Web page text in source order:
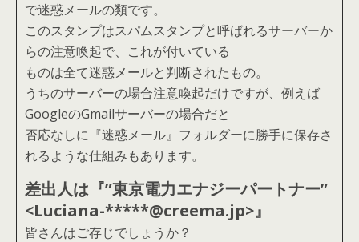
で迷惑メールの類です。
このスタンプはスパムスタンプと呼ばれるサーバーか
らの注意喚起で、これが付いている
ものは全て迷惑メールと判断されたもの。
うちのサーバーの場合注意喚起だけですが、例えば
GoogleのGmailサーバーの場合だと
否応なしに『迷惑メール』フォルダーに勝手に保存さ
れるような仕組みもあります。
差出人は 『”東京電力エナジーパートナー”
<Luciana-*****@creema.jp>』
皆さんはご存じでしょうか？